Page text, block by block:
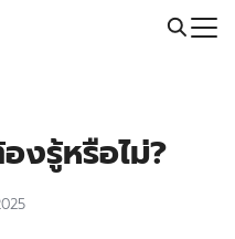
5614 | Line: @thaiprintshop
งรู้หรือไม่?